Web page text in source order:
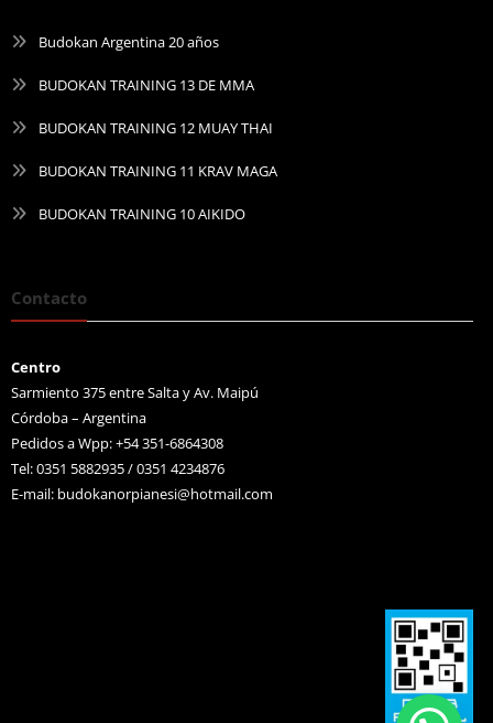
Budokan Argentina 20 años
BUDOKAN TRAINING 13 DE MMA
BUDOKAN TRAINING 12 MUAY THAI
BUDOKAN TRAINING 11 KRAV MAGA
BUDOKAN TRAINING 10 AIKIDO
Contacto
Centro
Sarmiento 375 entre Salta y Av. Maipú
Córdoba – Argentina
Pedidos a Wpp: +54 351-6864308
Tel: 0351 5882935 / 0351 4234876
E-mail: budokanorpianesi@hotmail.com